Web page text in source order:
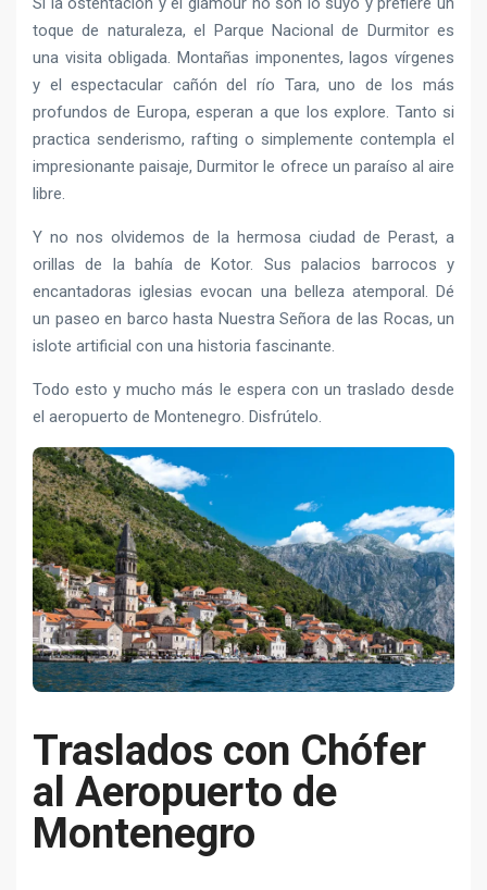
toque de naturaleza, el Parque Nacional de Durmitor es
una visita obligada. Montañas imponentes, lagos vírgenes
y el espectacular cañón del río Tara, uno de los más
profundos de Europa, esperan a que los explore. Tanto si
practica senderismo, rafting o simplemente contempla el
impresionante paisaje, Durmitor le ofrece un paraíso al aire
libre.
Y no nos olvidemos de la hermosa ciudad de Perast, a
orillas de la bahía de Kotor. Sus palacios barrocos y
encantadoras iglesias evocan una belleza atemporal. Dé
un paseo en barco hasta Nuestra Señora de las Rocas, un
islote artificial con una historia fascinante.
Todo esto y mucho más le espera con un traslado desde
el aeropuerto de Montenegro. Disfrútelo.
Traslados con Chófer
al Aeropuerto de
Montenegro